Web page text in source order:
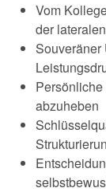
Vom
der
Souveräner
abzuheben